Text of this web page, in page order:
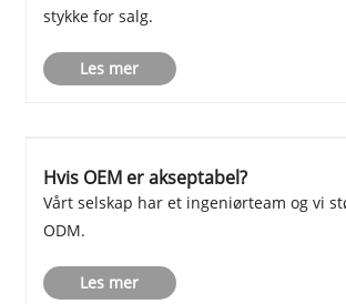
stykke for salg.
Les mer
Hvis OEM er akseptabel?
Vårt selskap har et ingeniørteam og vi
ODM.
Les mer